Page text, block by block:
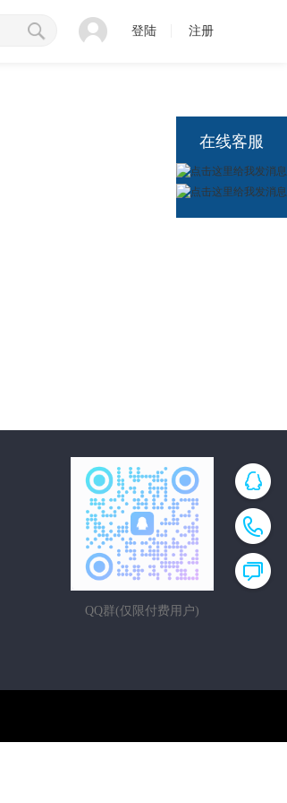
登陆 注册
在线客服
QQ群(仅限付费用户)